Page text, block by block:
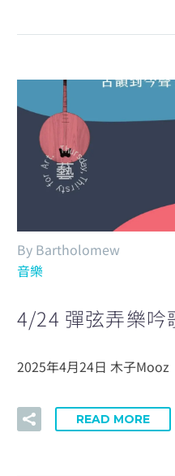
By Bartholomew
音樂
4/24 彈弦弄樂吟
2025年4月24日 木子
READ MORE